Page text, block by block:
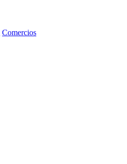
Comercios